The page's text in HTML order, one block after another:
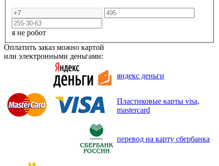
я не робот
Оплатить заказ можно картой
или электронными деньгами:
яндекс деньги
Пластиковые карты visa,
mastercard
перевод на карту сбербанка